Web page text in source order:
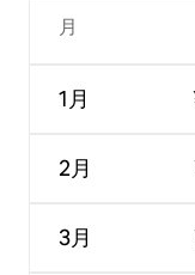
月
1月
2月
3月